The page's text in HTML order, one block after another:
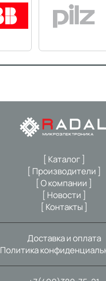
[ Каталог ]
[ Производители ]
[ О компании ]
[ Новости ]
[ Контакты ]
Доставка и оплата
Политика